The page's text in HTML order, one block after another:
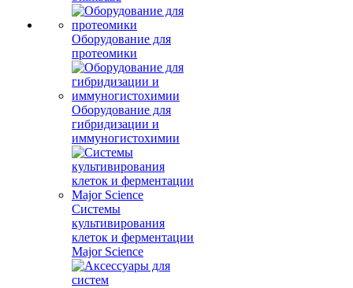
Оборудование для
протеомики
Оборудование для
гибридизации и
иммуногистохимии
Системы
культивирования
клеток и ферментации
Major Science